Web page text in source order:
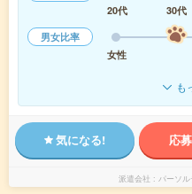
20代
30代
男女比率
女性
も
気になる! 応
派遣会社 パーソル